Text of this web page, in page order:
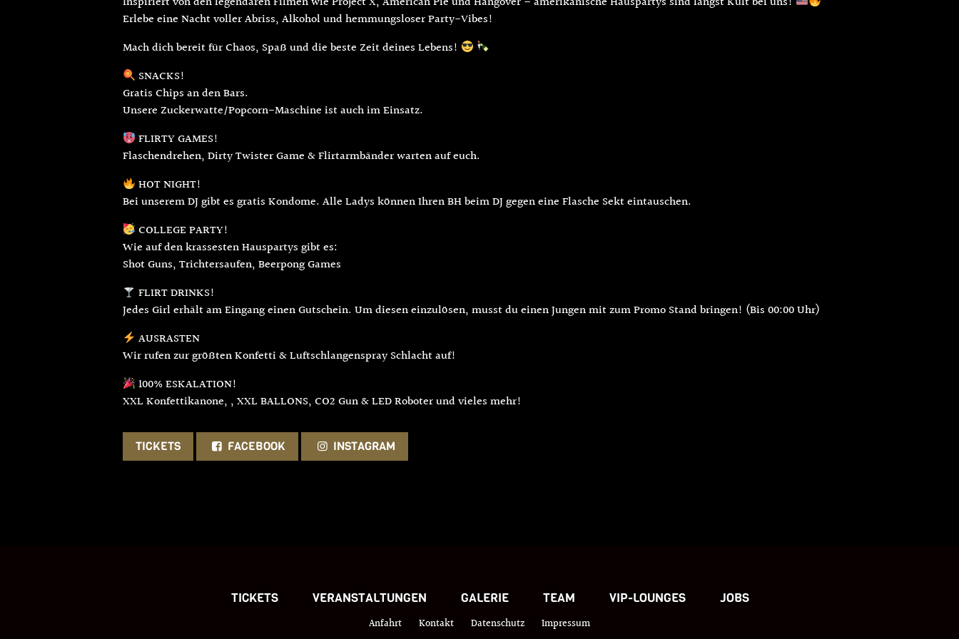
Erlebe eine Nacht voller Abriss, Alkohol und hemmungsloser Party-Vibes!
Mach dich bereit für Chaos, Spaß und die beste Zeit deines Lebens!
SNACKS!
Gratis Chips an den Bars.
Unsere Zuckerwatte/Popcorn-Maschine ist auch im Einsatz.
FLIRTY GAMES!
Flaschendrehen, Dirty Twister Game & Flirtarmbänder warten auf euch.
HOT NIGHT!
Bei unserem DJ gibt es gratis Kondome. Alle Ladys können Ihren BH beim DJ gegen eine Flasche Sekt eintauschen.
COLLEGE PARTY!
Wie auf den krassesten Hauspartys gibt es:
Shot Guns, Trichtersaufen, Beerpong Games
FLIRT DRINKS!
Jedes Girl erhält am Eingang einen Gutschein. Um diesen einzulösen, musst du einen Jungen mit zum Promo Stand bringen! (Bis 00:00 Uhr)
AUSRASTEN
Wir rufen zur größten Konfetti & Luftschlangenspray Schlacht auf!
100% ESKALATION!
XXL Konfettikanone, , XXL BALLONS, CO2 Gun & LED Roboter und vieles mehr!
TICKETS FACEBOOK INSTAGRAM
TICKETS VERANSTALTUNGEN GALERIE TEAM VIP-LOUNGES JOBS
Anfahrt Kontakt Datenschutz Impressum